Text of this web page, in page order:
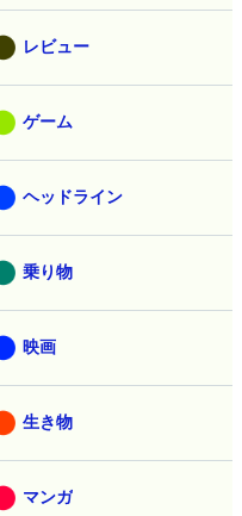
サイエンス
レビュー
ゲーム
ヘッドライン
乗り物
映画
生き物